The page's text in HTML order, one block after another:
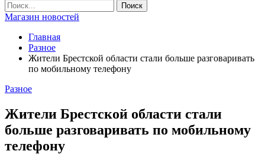
Магазин новостей
Главная
Разное
Жители Брестской области стали больше разговаривать
по мобильному телефону
Разное
Жители Брестской области стали
больше разговаривать по мобильному
телефону